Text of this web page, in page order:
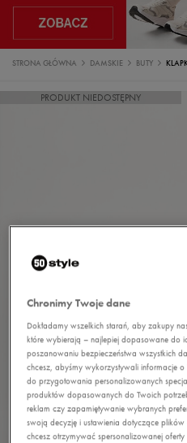
STRONA GŁÓWNA DAMSKIE BUTY
PRODUKT NIEDOSTĘPNY
Chronimy Twoje dane
Dokładamy wszelkich starań, aby zakupy
które wybierają – najlepiej dopasowane do
poszanowaniu bezpieczeństwa wszystkich
chcesz, abyśmy wykorzystywali informacje
do przygotowania personalizowanych
produktów dopasowanych do Twoich
reklam czy zapamiętywanie wybranych
swoją decyzję i ustawienia dotyczące plików
chcesz otrzymywać spersonalizowanej